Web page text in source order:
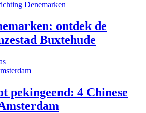
ontdek de
Buxtehude
pekingeend: 4 Chinese